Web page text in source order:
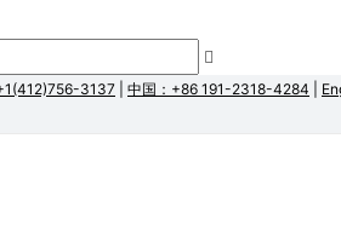
3137 中国：+86 191-2318-4284